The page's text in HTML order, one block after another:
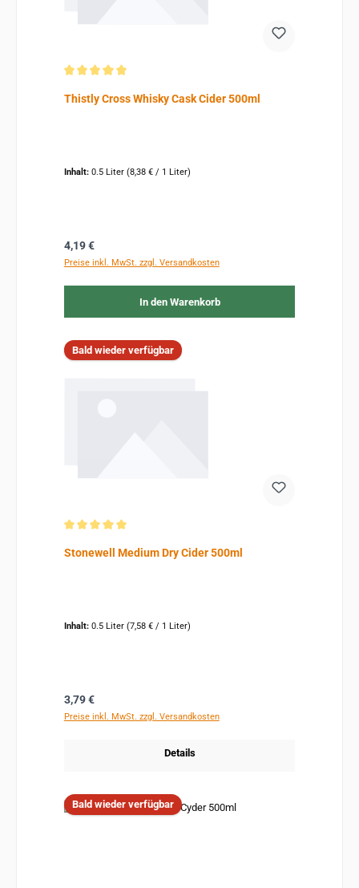
Thistly Cross Whisky Cask Cider 500ml
Inhalt: 0.5 Liter (8,38 € / 1 Liter)
Regulärer Preis:
4,19 €
Preise inkl. MwSt. zzgl. Versandkosten
In den Warenkorb
Bald wieder verfügbar
Stonewell Medium Dry Cider 500ml
Inhalt: 0.5 Liter (7,58 € / 1 Liter)
Regulärer Preis:
3,79 €
Preise inkl. MwSt. zzgl. Versandkosten
Details
Bald wieder verfügbar